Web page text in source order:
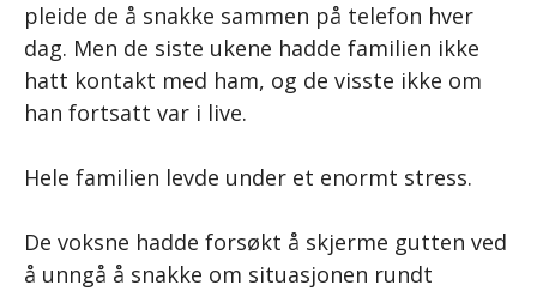
pleide de å snakke sammen på telefon hver
dag. Men de siste ukene hadde familien ikke
hatt kontakt med ham, og de visste ikke om
han fortsatt var i live.
Hele familien levde under et enormt stress.
De voksne hadde forsøkt å skjerme gutten ved
å unngå å snakke om situasjonen rundt